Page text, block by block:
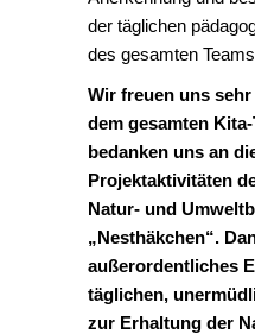
der täglichen
des gesamten
Wir freuen uns
dem gesamten
bedanken uns an
Projektaktivitäten
Natur- und
„Nesthäkchen“.
außerordentliches
täglichen,
zur Erhaltung der